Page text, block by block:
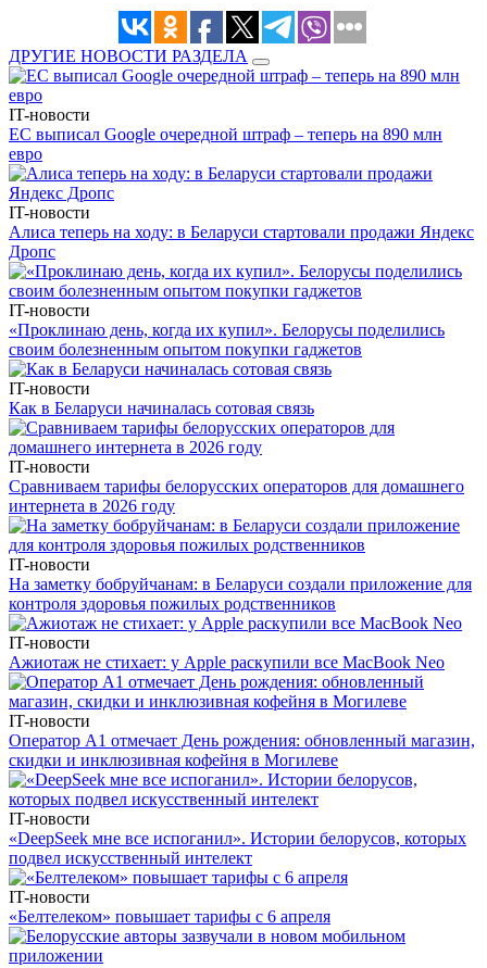
ДРУГИЕ НОВОСТИ РАЗДЕЛА
IT-новости
ЕС выписал Google очередной штраф – теперь на 890 млн
евро
IT-новости
Алиса теперь на ходу: в Беларуси стартовали продажи Яндекс
Дропс
IT-новости
«Проклинаю день, когда их купил». Белорусы поделились
своим болезненным опытом покупки гаджетов
IT-новости
Как в Беларуси начиналась сотовая связь
IT-новости
Сравниваем тарифы белорусских операторов для домашнего
интернета в 2026 году
IT-новости
На заметку бобруйчанам: в Беларуси создали приложение для
контроля здоровья пожилых родственников
IT-новости
Ажиотаж не стихает: у Apple раскупили все MacBook Neo
IT-новости
Оператор А1 отмечает День рождения: обновленный магазин,
скидки и инклюзивная кофейня в Могилеве
IT-новости
«DeepSeek мне все испоганил». Истории белорусов, которых
подвел искусственный интелект
IT-новости
«Белтелеком» повышает тарифы с 6 апреля